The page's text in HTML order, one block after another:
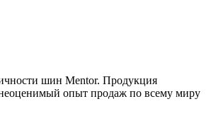
шин Mentor. Продукция
неоценимый опыт продаж по всему миру